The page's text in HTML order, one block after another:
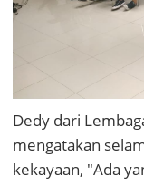
Dedy dari
mengatakan
kekayaan, "Ada